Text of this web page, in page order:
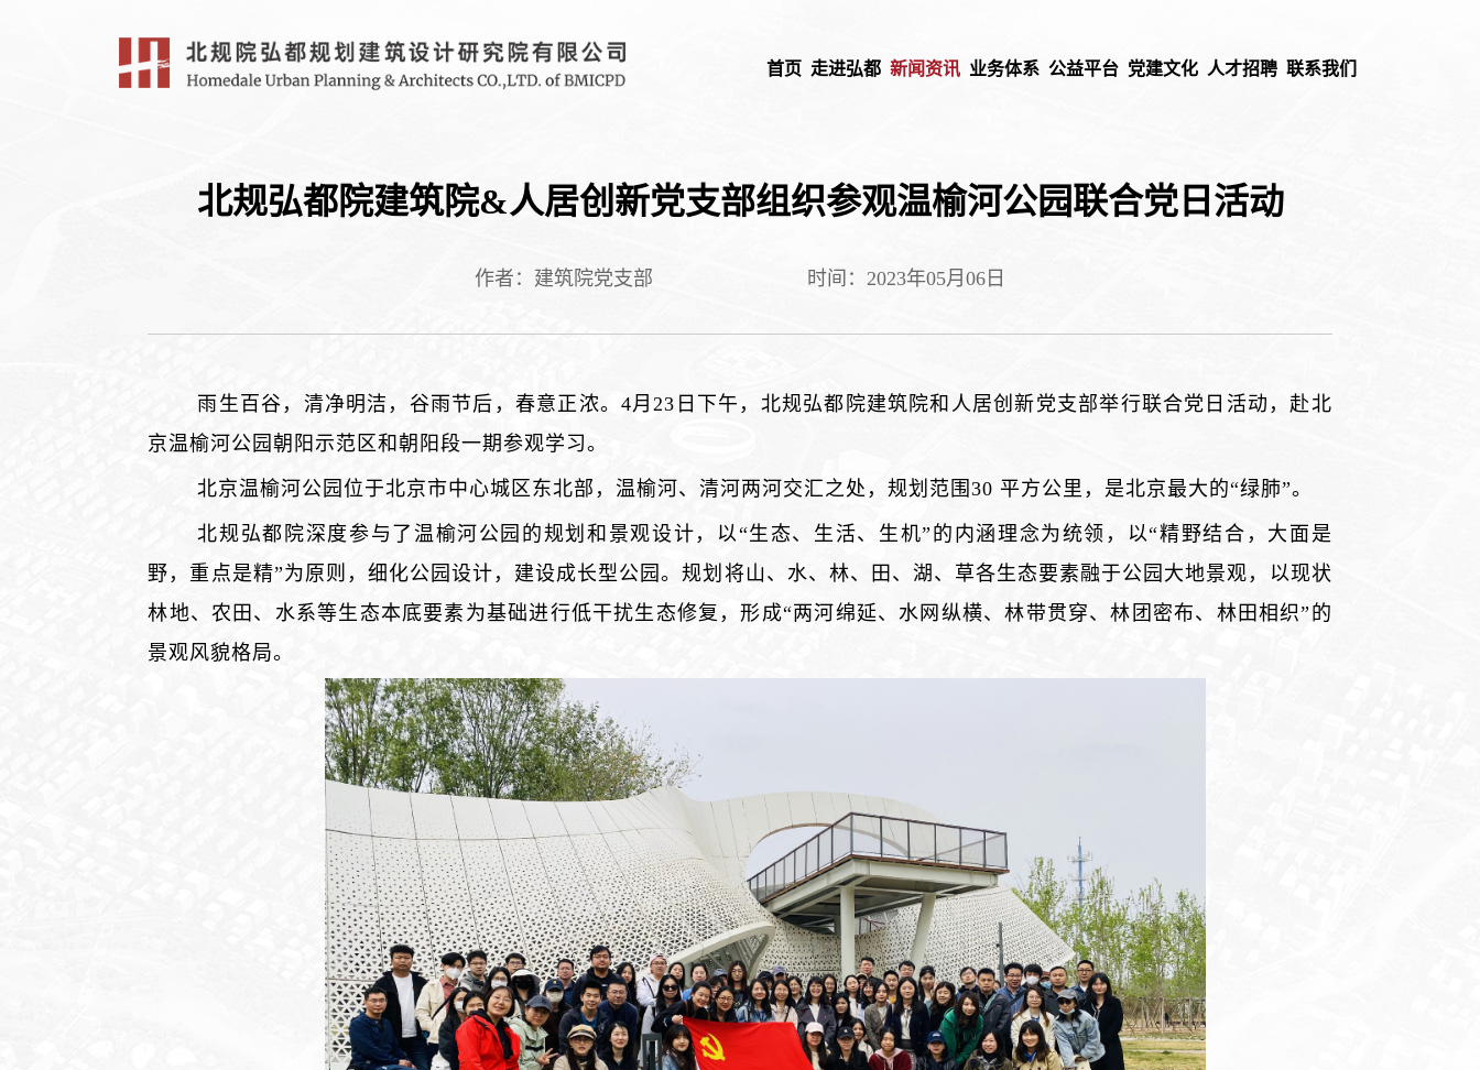
首页 走进弘都 新闻资讯 业务体系 公益平台 党建文化 人才招聘 联系我们
北规弘都院建筑院&人居创新党支部组织参观温榆河公园联合党日活动
作者：建筑院党支部 时间：2023年05月06日
雨生百谷，清净明洁，谷雨节后，春意正浓。4月23日下午，北规弘都院建筑院和人居创新党支部举行联合党日活动，赴北
京温榆河公园朝阳示范区和朝阳段一期参观学习。
北京温榆河公园位于北京市中心城区东北部，温榆河、清河两河交汇之处，规划范围30 平方公里，是北京最大的“绿肺”。
北规弘都院深度参与了温榆河公园的规划和景观设计，以“生态、生活、生机”的内涵理念为统领，以“精野结合，大面是
野，重点是精”为原则，细化公园设计，建设成长型公园。规划将山、水、林、田、湖、草各生态要素融于公园大地景观，以现状
林地、农田、水系等生态本底要素为基础进行低干扰生态修复，形成“两河绵延、水网纵横、林带贯穿、林团密布、林田相织”的
景观风貌格局。